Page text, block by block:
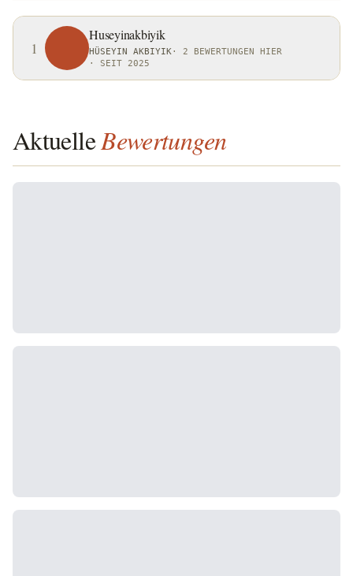
1
Huseyinakbiyik
HÜSEYIN AKBIYIK · 2 BEWERTUNGEN HIER
· SEIT 2025
AktuelleBewertungen